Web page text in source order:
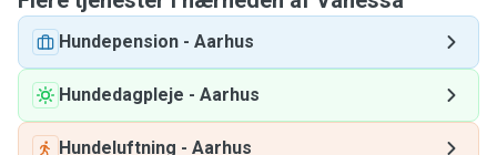
Hundepension - Aarhus
Hundedagpleje - Aarhus
Hundeluftning - Aarhus